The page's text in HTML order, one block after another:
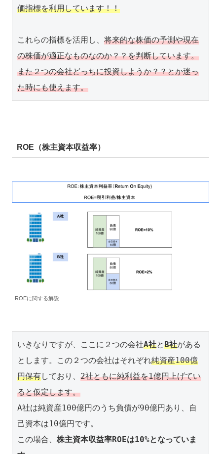
価指標を利用しています！！
これらの指標を活用し、 将来的な株価の予測や現在
の株価が適正なものなのか？？を判断しています。
また２つの会社どっちに投資しようか？？とか迷っ
た時にも使えます。
ROE（株主資本収益率）
ROEに関する解説
いきなりですが、ここに２つの会社A社とB社がある
とします。この２つの会社はそれぞれ純資産100億
円保有しており、 2社ともに純利益を1億円上げてい
ると仮定します。
A社は純資産100億円のうち負債が90億円あり、自
己資本は10億円です。
この場合、 株主資本収益率ROEは10%となっていま